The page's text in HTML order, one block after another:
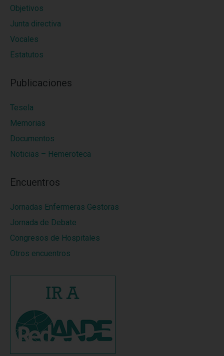
Objetivos
Junta directiva
Vocales
Estatutos
Publicaciones
Tesela
Memorias
Documentos
Noticias – Hemeroteca
Encuentros
Jornadas Enfermeras Gestoras
Jornada de Debate
Congresos de Hospitales
Otros encuentros